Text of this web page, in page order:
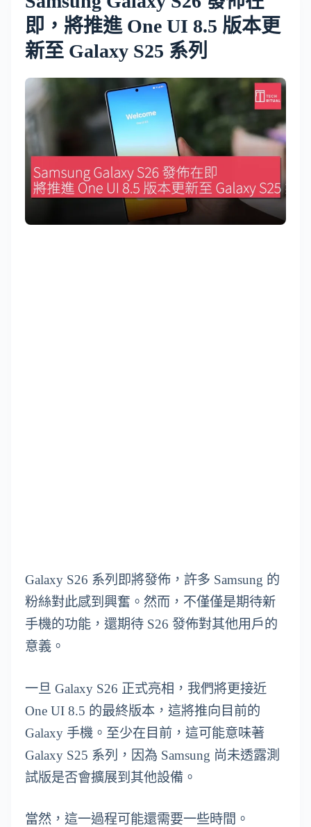
即，將推進 One UI 8.5 版本更
新至 Galaxy S25 系列
Galaxy S26 系列即將發佈，許多 Samsung 的
粉絲對此感到興奮。然而，不僅僅是期待新
手機的功能，還期待 S26 發佈對其他用戶的
意義。
一旦 Galaxy S26 正式亮相，我們將更接近
One UI 8.5 的最終版本，這將推向目前的
Galaxy 手機。至少在目前，這可能意味著
Galaxy S25 系列，因為 Samsung 尚未透露測
試版是否會擴展到其他設備。
當然，這一過程可能還需要一些時間。